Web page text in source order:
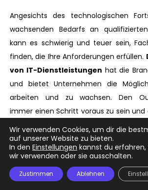
Angesichts des technologischen
wachsenden Bedarfs an
kann es schwierig und teuer sein,
finden, die Ihre Anforderungen erfüllen.
von IT-Dienstleistungen hat die
und bietet Unternehmen die
arbeiten und zu wachsen. Den
immer einen Schritt voraus zu sein und
für die Auslagerung der
ist entscheidend für die
Einstellungsprozesses. Wenn Sie
ausbauen wollen und zuverlässige
istNEATsoftfür Sie da. Mit einem
Wir verwenden Cookies, um dir die
auf unserer Website zu bieten.
In den Einstellungen kannst du erfahren,
wir verwenden oder sie ausschalten.
Zustimmen Ablehnen